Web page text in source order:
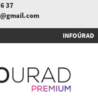
37
INFOÚRAD